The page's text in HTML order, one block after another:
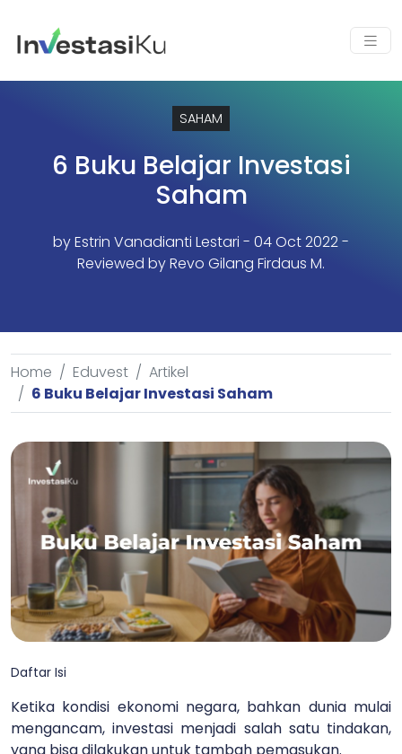
SAHAM
6 Buku Belajar Investasi
Saham
byEstrin Vanadianti Lestari - 04 Oct 2022 -
Reviewed by Revo Gilang Firdaus M.
Home Eduvest
Artikel
6 Buku Belajar Investasi Saham
Daftar Isi
Ketika kondisi ekonomi negara, bahkan dunia mulai
mengancam, investasi menjadi salah satu tindakan,